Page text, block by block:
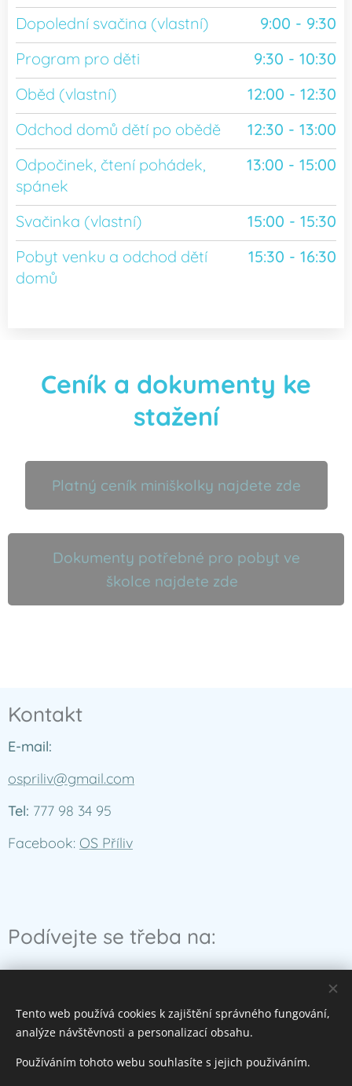
Dopolední svačina (vlastní)
9:00 - 9:30
Program pro děti
9:30 - 10:30
Oběd (vlastní)
12:00 - 12:30
Odchod domů dětí po obědě
12:30 - 13:00
Odpočinek, čtení pohádek,
spánek
13:00 - 15:00
Svačinka (vlastní)
15:00 - 15:30
Pobyt venku a odchod dětí
domů
15:30 - 16:30
Ceník a dokumenty ke
stažení
Platný ceník miniškolky najdete zde
Dokumenty potřebné pro pobyt ve
školce najdete zde
Kontakt
E-mail:
ospriliv@gmail.com
Tel: 777 98 34 95
Facebook: OS Příliv
Podívejte se třeba na:
Jóga
Novinky
Tento web používá cookies k zajištění správného fungování,
analýze návštěvnosti a personalizací obsahu.
Používáním tohoto webu souhlasíte s jejich použiváním.